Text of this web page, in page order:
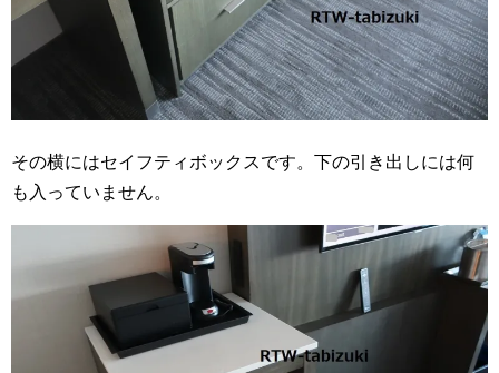
その横にはセイフティボックスです。下の引き出しには何
も入っていません。